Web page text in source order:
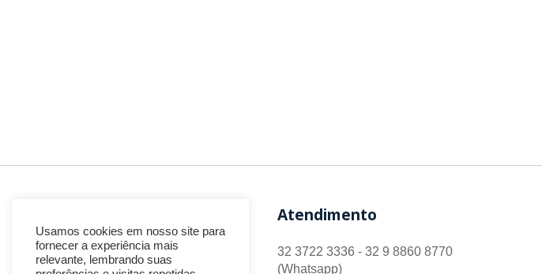
Atendimento
32 3722 3336 - 32 9 8860 8770
(Whatsapp)
Usamos cookies em nosso site para
fornecer a experiência mais
relevante, lembrando suas